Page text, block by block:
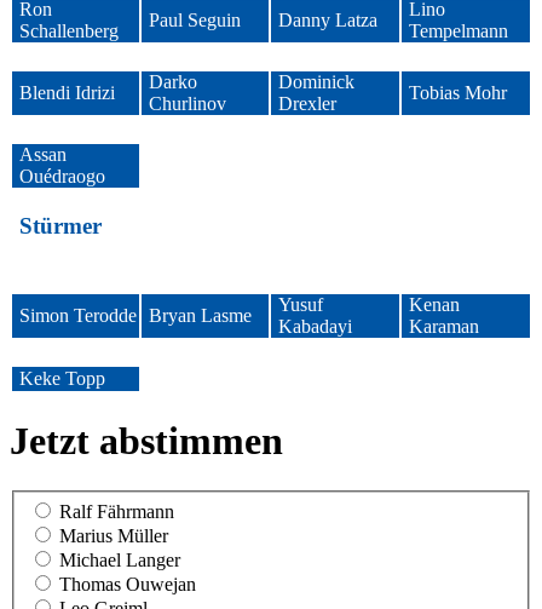
Ron
Schallenberg
Paul Seguin Danny Latza
Lino
Tempelmann
Blendi Idrizi
Darko
Churlinov
Dominick
Drexler
Tobias Mohr
Assan
Ouédraogo
Stürmer
Simon Terodde Bryan Lasme
Yusuf
Kabadayi
Kenan
Karaman
Keke Topp
Jetzt abstimmen
Ralf Fährmann
Marius Müller
Michael Langer
Thomas Ouwejan